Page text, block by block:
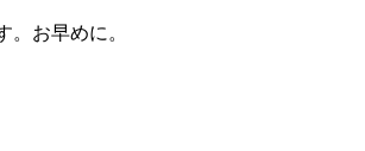
。お早めに。